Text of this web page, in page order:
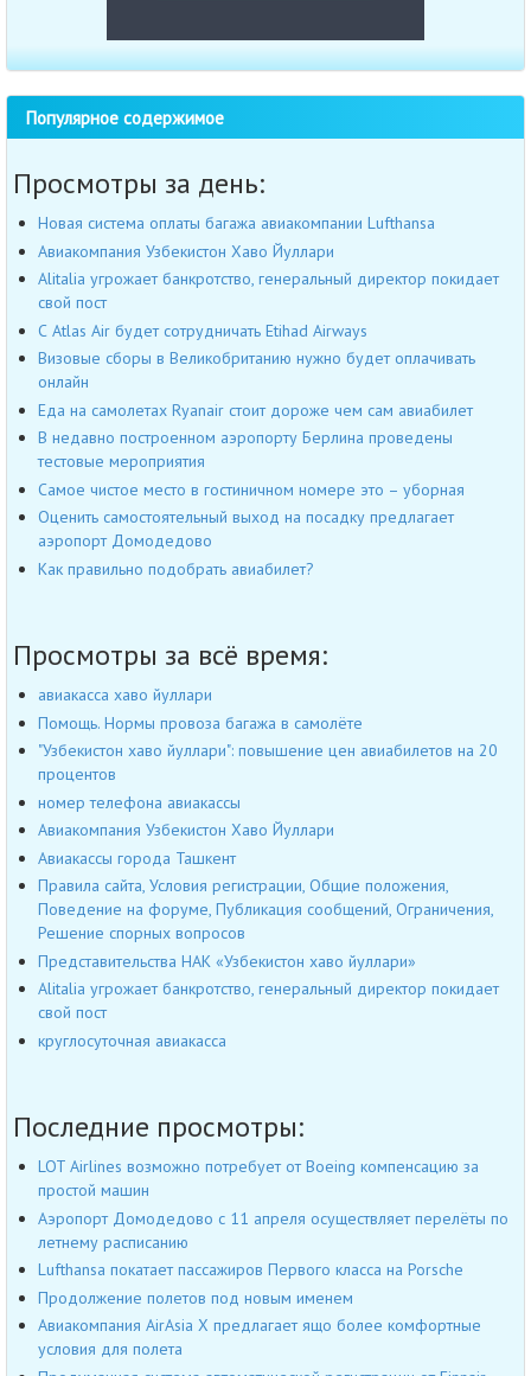
Популярное содержимое
Просмотры за день:
Новая система оплаты багажа авиакомпании Lufthansa
Авиакомпания Узбекистон Хаво Йуллари
Alitalia угрожает банкротство, генеральный директор покидает
свой пост
С Atlas Air будет сотрудничать Etihad Airways
Визовые сборы в Великобританию нужно будет оплачивать
онлайн
Еда на самолетах Ryanair стоит дороже чем сам авиабилет
В недавно построенном аэропорту Берлина проведены
тестовые мероприятия
Самое чистое место в гостиничном номере это – уборная
Оценить самостоятельный выход на посадку предлагает
аэропорт Домодедово
Как правильно подобрать авиабилет?
Просмотры за всё время:
авиакасса хаво йуллари
Помощь. Нормы провоза багажа в самолёте
"Узбекистон хаво йуллари": повышение цен авиабилетов на 20
процентов
номер телефона авиакассы
Авиакомпания Узбекистон Хаво Йуллари
Авиакассы города Ташкент
Правила сайта, Условия регистрации, Общие положения,
Поведение на форуме, Публикация сообщений, Ограничения,
Решение спорных вопросов
Представительства НАК «Узбекистон хаво йуллари»
Alitalia угрожает банкротство, генеральный директор покидает
свой пост
круглосуточная авиакасса
Последние просмотры:
LOT Airlines возможно потребует от Boeing компенсацию за
простой машин
Аэропорт Домодедово с 11 апреля осуществляет перелёты по
летнему расписанию
Lufthansa покатает пассажиров Первого класса на Porsche
Продолжение полетов под новым именем
Авиакомпания AirAsia X предлагает ящо более комфортные
условия для полета